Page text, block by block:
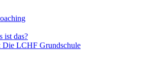
ist das?
Die LCHF Grundschule